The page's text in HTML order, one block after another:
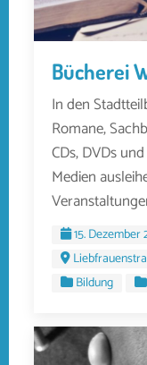
Bücherei
In den
Romane,
CDs, DVDs
Medien
15. Dezember
Bildung